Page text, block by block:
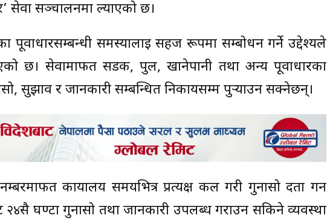
सेवा सञ्चालनमा ल्याएको छ।
पूर्वाधारसम्बन्धी समस्यालाई सहज रूपमा सम्बोधन गर्ने उद्देश्यले
छ। सेवामार्फत सडक, पुल, खानेपानी तथा अन्य पूर्वाधारका
सुझाव र जानकारी सम्बन्धित निकायसम्म पुर्‍याउन सक्नेछन्।
कार्यालय समयभित्र प्रत्यक्ष कल गरी गुनासो दर्ता गर्न
घण्टा गुनासो तथा जानकारी उपलब्ध गराउन सकिने व्यवस्था